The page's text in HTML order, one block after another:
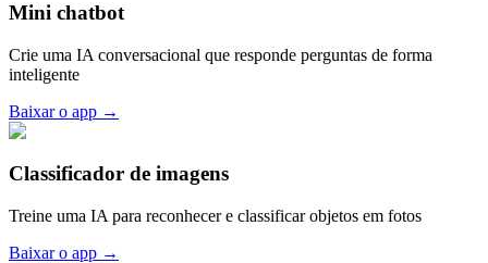
Mini chatbot
Crie uma IA conversacional que responde perguntas de forma
inteligente
Baixar o app →
Classificador de imagens
Treine uma IA para reconhecer e classificar objetos em fotos
Baixar o app →